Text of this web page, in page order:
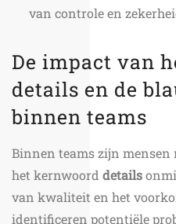
van controle en
De impact van
details en de
binnen teams
Binnen teams zijn mensen
het kernwoord details
van kwaliteit en het
identificeren potentiële